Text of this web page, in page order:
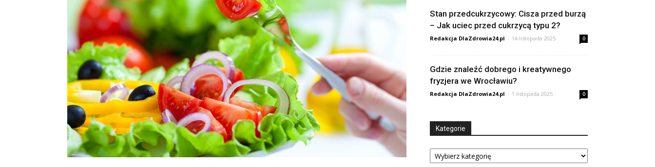
Stan przedcukrzycowy: Cisza przed burzą
– Jak uciec przed cukrzycą typu 2?
Redakcja DlaZdrowia24.pl - 14 listopada 2025 0
Gdzie znaleźć dobrego i kreatywnego
fryzjera we Wrocławiu?
Redakcja DlaZdrowia24.pl - 1 listopada 2025 0
Kategorie
Kategorie